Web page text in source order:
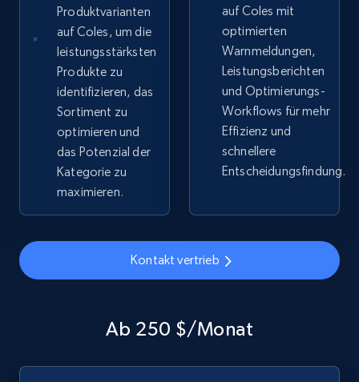
2.4K+ 199+ Jetzt anfangen
Amazon products global dataset
Title, Seller name, Brand, Description, Initial
price, Currency, Availability, Reviews count, and
more.
2.1K+ 375+ Jetzt anfangen
Title, Seller name, Brand, Description, Initial
more.
Produktvarianten
auf Coles, um die
leistungsstärksten
Produkte zu
identifizieren, das
Sortiment zu
optimieren und
das Potenzial der
Kategorie zu
maximieren.
auf Coles mit
optimierten
Warnmeldungen,
Leistungsberichten
und Optimierungs-
Workflows für mehr
Effizienz und
schnellere
Entscheidungsfindung.
Kontakt vertrieb
Ab 250 $/Monat